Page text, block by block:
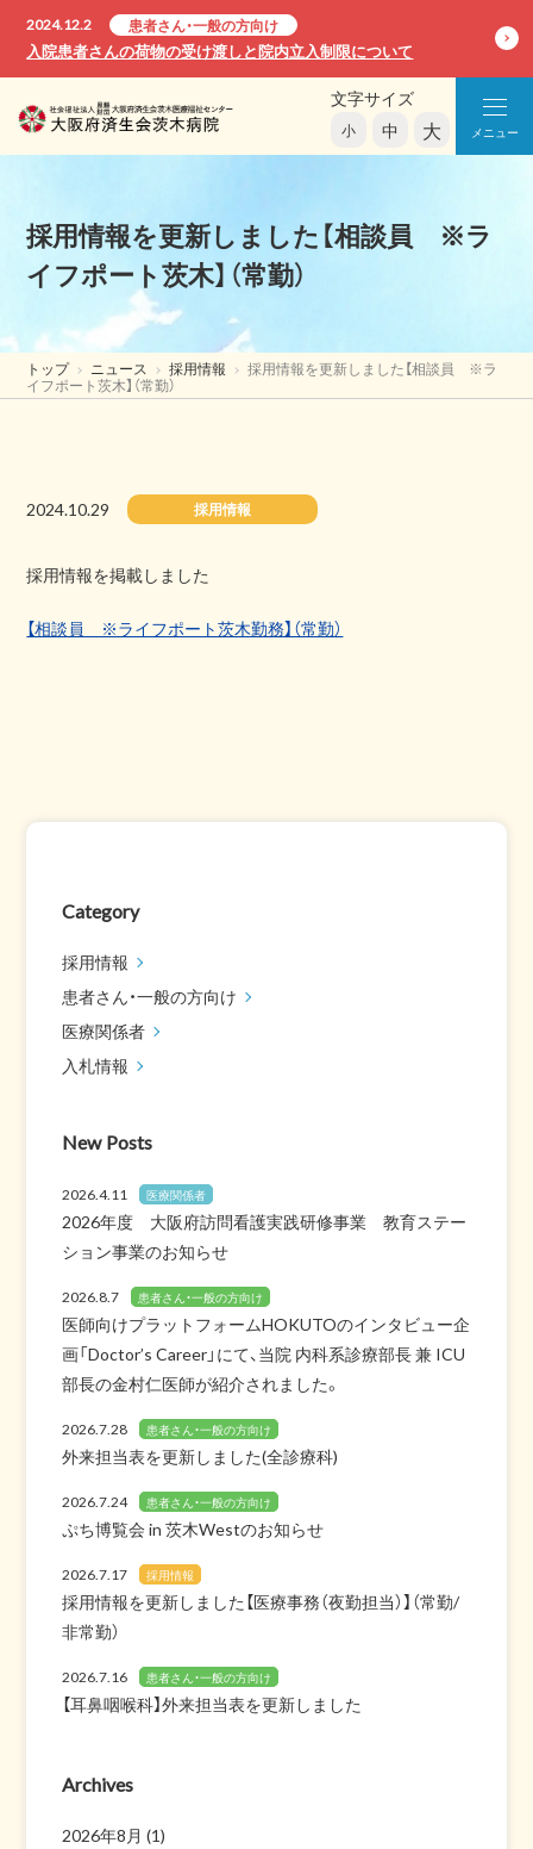
2024.12.2 患者さん・一般の方向け
入院患者さんの荷物の受け渡しと院内立入制限について
文字サイズ
小 中 大 メニュー
採用情報を更新しました【相談員 ※ラ
イフポート茨木】（常勤）
トップ ニュース 採用情報 採用情報を更新しました【相談員 ※ラ
イフポート茨木】（常勤）
2024.10.29 採用情報
採用情報を掲載しました
【相談員 ※ライフポート茨木勤務】（常勤）
Category
採用情報
患者さん・一般の方向け
医療関係者
入札情報
New Posts
2026.4.11 医療関係者
2026年度 大阪府訪問看護実践研修事業 教育ステー
ション事業のお知らせ
2026.8.7 患者さん・一般の方向け
医師向けプラットフォームHOKUTOのインタビュー企
画「Doctor’s Career」にて、当院 内科系診療部長 兼 ICU
部長の金村仁医師が紹介されました。
2026.7.28 患者さん・一般の方向け
外来担当表を更新しました(全診療科)
2026.7.24 患者さん・一般の方向け
ぷち博覧会 in 茨木Westのお知らせ
2026.7.17 採用情報
採用情報を更新しました【医療事務（夜勤担当）】（常勤/
非常勤）
2026.7.16 患者さん・一般の方向け
【耳鼻咽喉科】外来担当表を更新しました
Archives
2026年8月 (1)